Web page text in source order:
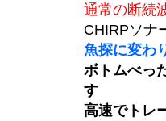
通常の断続
CHIRPソナ
魚探に変わ
ボトムべっ
す
高速でトレ